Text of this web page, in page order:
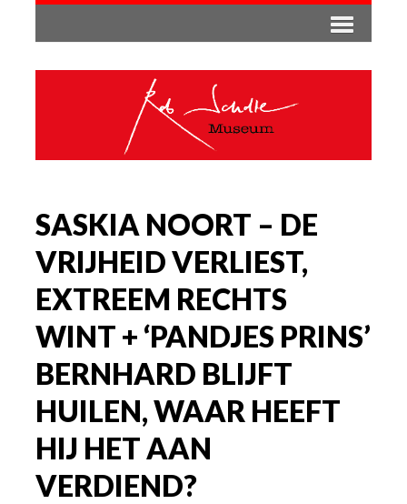
SASKIA NOORT – DE
VRIJHEID VERLIEST,
EXTREEM RECHTS
WINT + ‘PANDJES PRINS’
BERNHARD BLIJFT
HUILEN, WAAR HEEFT
HIJ HET AAN
VERDIEND?